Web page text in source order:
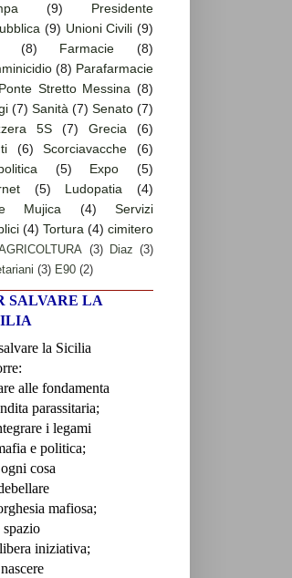
(9)
Presidente
(9) Unioni Civili (9)
(8) Farmacie
(8)
(8) Parafarmacie
Ponte Stretto Messina (8)
(7) Sanità (7) Senato (7)
5S
(7) Grecia
(6)
(6) Scorciavacche
(6)
(5) Expo
(5)
(5) Ludopatia
(4)
Mujica
(4)
Servizi
(4) Tortura (4) cimitero
(3) Diaz (3)
(3) E90 (2)
SALVARE LA
la Sicilia
alle fondamenta
parassitaria;
i legami
e politica;
cosa
mafiosa;
spazio
iniziativa;